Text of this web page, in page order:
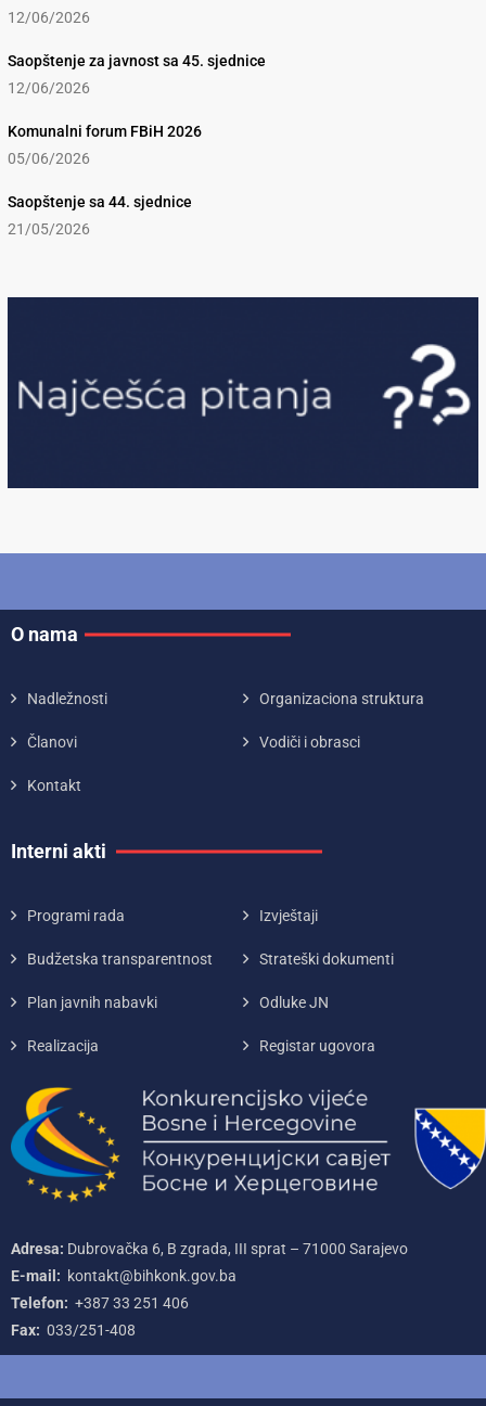
12/06/2026
Saopštenje za javnost sa 45. sjednice
12/06/2026
Komunalni forum FBiH 2026
05/06/2026
Saopštenje sa 44. sjednice
21/05/2026
O nama
Nadležnosti Organizaciona struktura
Članovi Vodiči i obrasci
Kontakt
Interni akti
Programi rada Izvještaji
Budžetska transparentnost Strateški dokumenti
Plan javnih nabavki Odluke JN
Realizacija Registar ugovora
Adresa: Dubrovačka 6, B zgrada, III sprat – 71000‌ Sarajevo
E-mail: kontakt@bihkonk.gov.ba
Telefon: +387‌ 33‌ 251‌ 406
Fax: 033/251-408